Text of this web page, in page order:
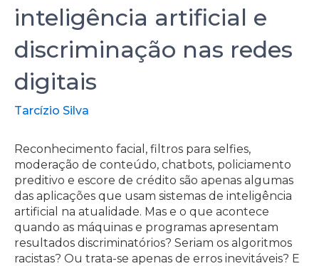
inteligência artificial e
discriminação nas redes
digitais
Tarcízio Silva
Reconhecimento facial, filtros para selfies,
moderação de conteúdo, chatbots, policiamento
preditivo e escore de crédito são apenas algumas
das aplicações que usam sistemas de inteligência
artificial na atualidade. Mas e o que acontece
quando as máquinas e programas apresentam
resultados discriminatórios? Seriam os algoritmos
racistas? Ou trata-se apenas de erros inevitáveis? E